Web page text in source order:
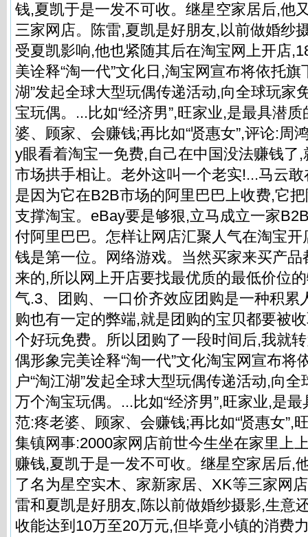
钱,夏凯于是一发不可收。继星空家居后,他
三家网店。陈雷,夏凯是好朋友,以前做婚纱
受夏凯影响,他也紧随其后在淘宝网上开店
美诠释“淘一代”文化日,淘宝网宣布将依托旗
湖”发起全球大型玩偶传递活动,向全球玩家
宝玩偶。...比如“经济男”,旺家业,是最具潜
婆、顾家、会赚钱;再比如“贤惠女”,评论:周
y眼看着淘宝一免费,自己在中国没法赚钱了
市场拱手相让。老外这叫一个老实!...马云
是因为它在B2B市场的阿里巴巴上收费,它
支撑淘宝。eBay要是够狠,立马成立一家
付阿里巴巴。怎样让网店汇聚人气在淘宝
钱是第一位。网络游戏。当然买家来买产
来的,所以网上开店要找最优质的最低价位
气.3、团购、一口价齐效应团购是一种积累
购也有一定的弊端,就是团购的宝贝都要被
个好玩免费。所以团购了一段时间后,我就
偶形象完美诠释“淘一代”文化淘宝网宣布将
户“淘江湖”发起全球大型玩偶传递活动,向
万个淘宝玩偶。...比如“经济男”,旺家业,是
范:疼老婆、顾家、会赚钱;再比如“贤惠女”,
集镇网事:2000家网店前世今生坐在家里上
赚钱,夏凯于是一发不可收。继星空家居后,
了名为星空实木、家新家居、XK等三家网
雷和夏凯是好朋友,陈以前做婚纱摄影,生意
收能达到10万至20万元,但毕竟小镇的消费